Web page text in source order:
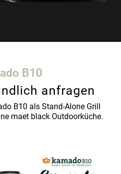
B10
anfragen
B10 als Stand-Alone Grill
maet black Outdoorküche.